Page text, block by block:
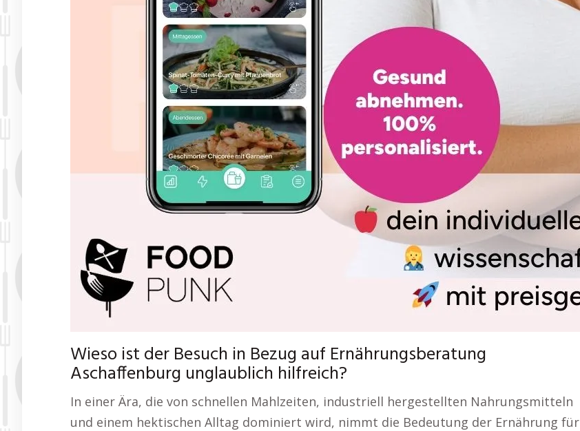
Wieso ist der Besuch in Bezug auf Ernährungsberatung
Aschaffenburg unglaublich hilfreich?
In einer Ära, die von schnellen Mahlzeiten, industriell hergestellten Nahrungsmitteln
und einem hektischen Alltag dominiert wird, nimmt die Bedeutung der Ernährung für